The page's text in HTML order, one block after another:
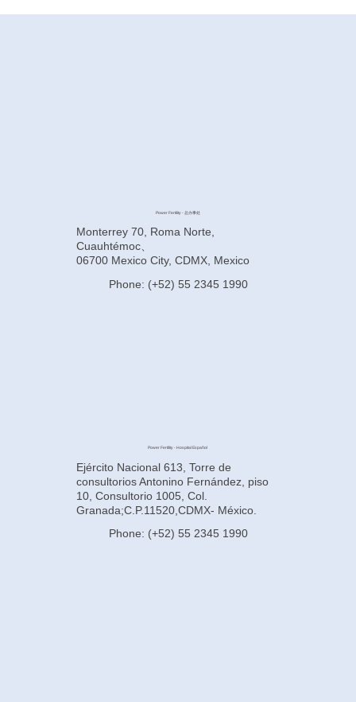
Power Fertility - 总办事处
Monterrey 70, Roma Norte,
Cuauhtémoc、
06700 Mexico City, CDMX, Mexico
Phone: (+52) 55 2345 1990
Power Fertility - Hospital Español
Ejército Nacional 613, Torre de
consultorios Antonino Fernández, piso
10, Consultorio 1005, Col.
Granada;C.P.11520,CDMX- México.
Phone: (+52) 55 2345 1990